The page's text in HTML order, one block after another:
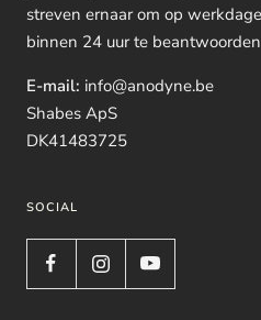
streven ernaar om op
binnen 24 uur te
E-mail: info@anodyne.be
Shabes ApS
DK41483725
SOCIAL